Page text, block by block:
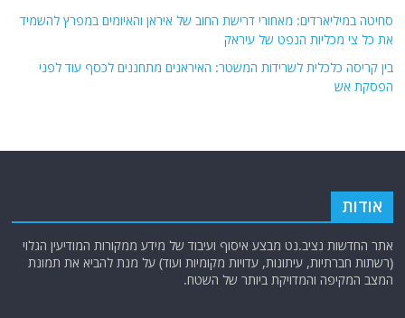
אתר Nziv.net מכבד את זכויות היוצרים ועושה מאמצים לאיתור בעלי הזכויות
ביצירות הכלולות בכתבות. אם זיהית יצירה שאתה בעל הזכויות בה ואתה מעוניין
או"םאוקראינה
איראן
אפריקה ארה"ב
בריטניה גרמניה
דאעש האמירויות הגולן
המזרח התיכון
כתבות מומחים
כתבות קצרות